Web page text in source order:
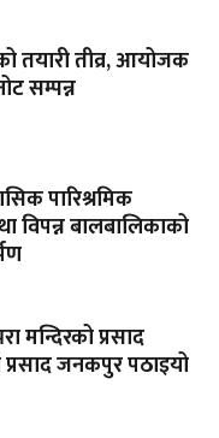
तयारी तीव्र, आयोजक
सम्पन्न
पारिश्रमिक
विपन्न बालबालिकाको
मन्दिरको प्रसाद
जनकपुर पठाइयो